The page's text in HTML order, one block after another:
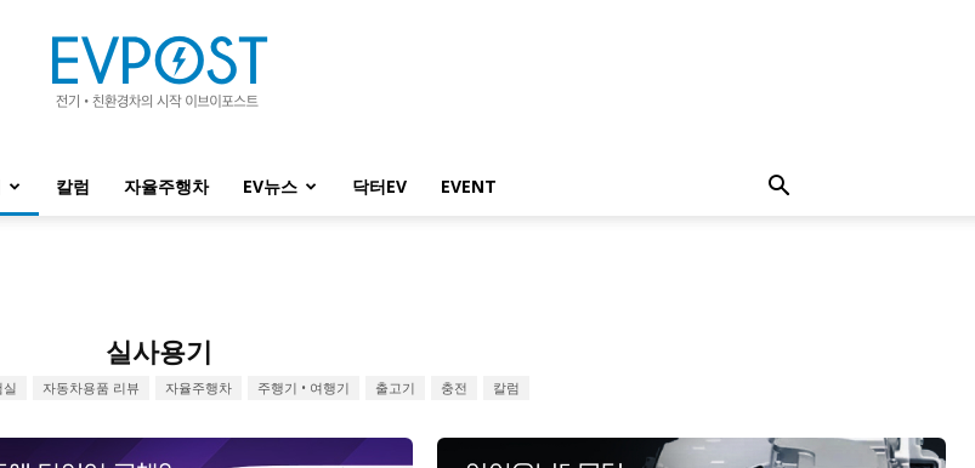
칼럼 자율주행차 EV뉴스 닥터EV EVENT
실사용기
실 자동차용품 리뷰 자율주행차 주행기 • 여행기 출고기 충전 칼럼